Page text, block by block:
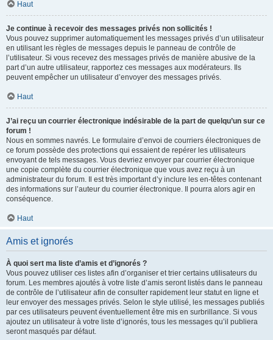
Haut
Je continue à recevoir des messages privés non sollicités !
Vous pouvez supprimer automatiquement les messages privés d’un utilisateur
en utilisant les règles de messages depuis le panneau de contrôle de
l’utilisateur. Si vous recevez des messages privés de manière abusive de la
part d’un autre utilisateur, rapportez ces messages aux modérateurs. Ils
peuvent empêcher un utilisateur d’envoyer des messages privés.
Haut
J’ai reçu un courrier électronique indésirable de la part de quelqu’un sur ce
forum !
Nous en sommes navrés. Le formulaire d’envoi de courriers électroniques de
ce forum possède des protections qui essaient de repérer les utilisateurs
envoyant de tels messages. Vous devriez envoyer par courrier électronique
une copie complète du courrier électronique que vous avez reçu à un
administrateur du forum. Il est très important d’y inclure les en-têtes contenant
des informations sur l’auteur du courrier électronique. Il pourra alors agir en
conséquence.
Haut
Amis et ignorés
À quoi sert ma liste d’amis et d’ignorés ?
Vous pouvez utiliser ces listes afin d’organiser et trier certains utilisateurs du
forum. Les membres ajoutés à votre liste d’amis seront listés dans le panneau
de contrôle de l’utilisateur afin de consulter rapidement leur statut en ligne et
leur envoyer des messages privés. Selon le style utilisé, les messages publiés
par ces utilisateurs peuvent éventuellement être mis en surbrillance. Si vous
ajoutez un utilisateur à votre liste d’ignorés, tous les messages qu’il publiera
seront masqués par défaut.